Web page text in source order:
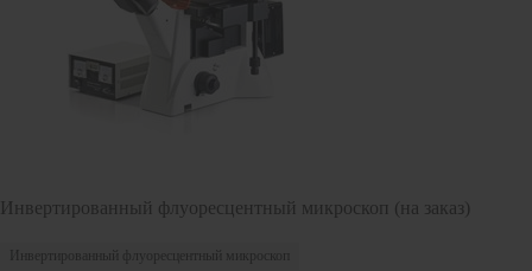
Инвертированный флуоресцентный микроскоп (на заказ)
Инвертированный флуоресцентный микроскоп